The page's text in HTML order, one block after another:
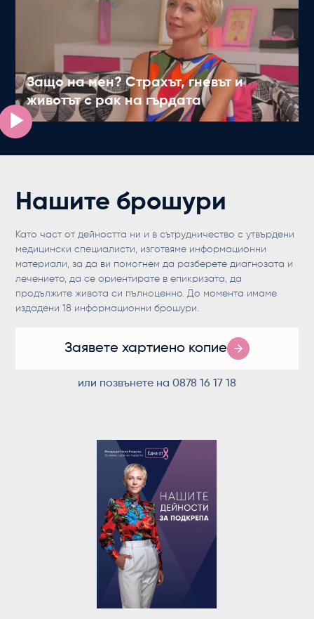
Защо на мен? Страхът, гневът и
животът с рак на гърдата
Нашите брошури
Заявете хартиено копие
или позвънете на 0878 16 17 18
Като част от дейността ни и в сътрудничество с утвърдени
медицински специалисти, изготвяме информационни
материали, за да ви помогнем да разберете диагнозата и
лечението, да се ориентирате в епикризата, да
продължите живота си пълноценно. До момента имаме
издадени 18 информационни брошури.